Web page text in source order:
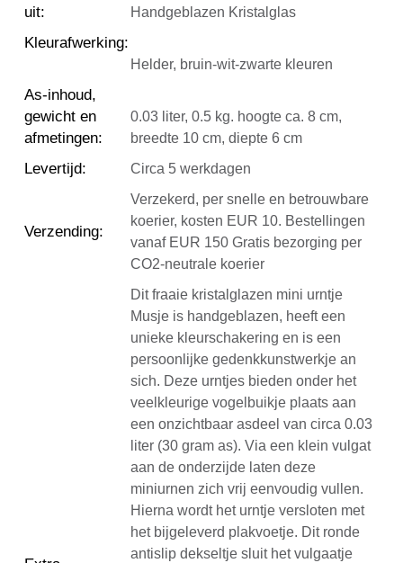
uit: Handgeblazen Kristalglas
Kleurafwerking:
Helder, bruin-wit-zwarte kleuren
As-inhoud,
gewicht en
afmetingen:
0.03 liter, 0.5 kg. hoogte ca. 8 cm,
breedte 10 cm, diepte 6 cm
Levertijd: Circa 5 werkdagen
Verzending:
Verzekerd, per snelle en betrouwbare
koerier, kosten EUR 10. Bestellingen
vanaf EUR 150 Gratis bezorging per
CO2-neutrale koerier
Dit fraaie kristalglazen mini urntje
Musje is handgeblazen, heeft een
unieke kleurschakering en is een
persoonlijke gedenkkunstwerkje an
sich. Deze urntjes bieden onder het
veelkleurige vogelbuikje plaats aan
een onzichtbaar asdeel van circa 0.03
liter (30 gram as). Via een klein vulgat
aan de onderzijde laten deze
miniurnen zich vrij eenvoudig vullen.
Hierna wordt het urntje versloten met
het bijgeleverd plakvoetje. Dit ronde
antislip dekseltje sluit het vulgaatje